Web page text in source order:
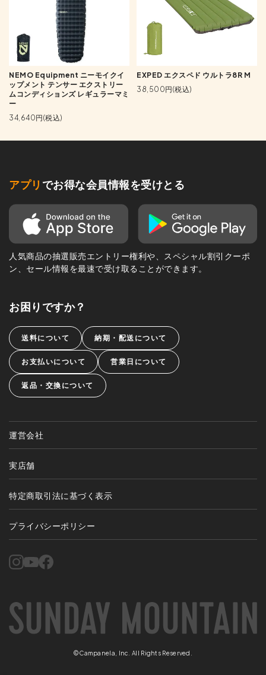
NEMO Equipment ニーモイクイ
ップメント テンサー エクストリー
ムコンディションズ レギュラーマミ
ー
34,640円(税込)
EXPED エクスペド ウルトラ8R M
38,500円(税込)
アプリ でお得な会員情報を受けとる
人気商品の抽選販売エントリー権利や、スペシャル割引クーポ
ン、セール情報を最速で受け取ることができます。
お困りですか？
送料について 納期・配送について
お支払いについて 営業日について
返品・交換について
運営会社
実店舗
特定商取引法に基づく表示
プライバシーポリシー
©Campanela, Inc. All Rights Reserved.